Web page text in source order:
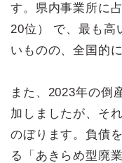
す。県内事業所に
20位） で、最も高
いものの、全国的
また、2023年の倒
加しましたが、そ
のぼります。負債
る「あきらめ型廃